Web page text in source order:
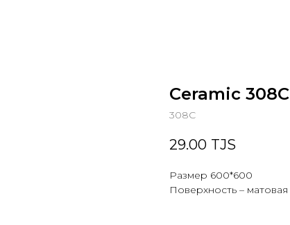
Ceramic 308C
308C
29.00 TJS
Размер 600*600
Поверхность – матовая